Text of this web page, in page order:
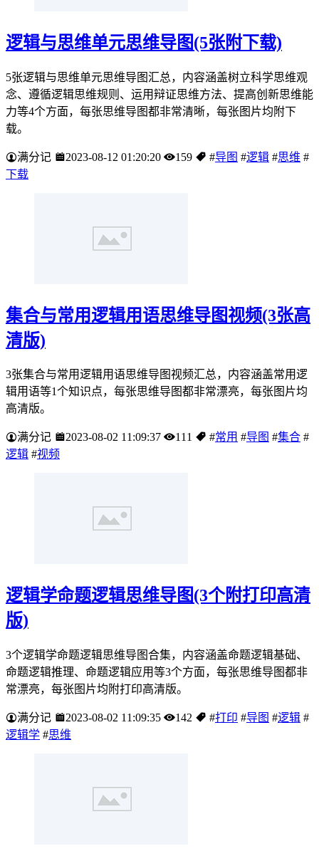
逻辑与思维单元思维导图(5张附下载)
5张逻辑与思维单元思维导图汇总，内容涵盖树立科学思维观
念、遵循逻辑思维规则、运用辩证思维方法、提高创新思维能
力等4个方面，每张思维导图都非常清晰，每张图片均附下
载。
满分记 2023-08-12 01:20:20 159 #导图 #逻辑 #思维 #
下载
集合与常用逻辑用语思维导图视频(3张高
清版)
3张集合与常用逻辑用语思维导图视频汇总，内容涵盖常用逻
辑用语等1个知识点，每张思维导图都非常漂亮，每张图片均
高清版。
满分记 2023-08-02 11:09:37 111 #常用 #导图 #集合 #
逻辑 #视频
逻辑学命题逻辑思维导图(3个附打印高清
版)
3个逻辑学命题逻辑思维导图合集，内容涵盖命题逻辑基础、
命题逻辑推理、命题逻辑应用等3个方面，每张思维导图都非
常漂亮，每张图片均附打印高清版。
满分记 2023-08-02 11:09:35 142 #打印 #导图 #逻辑 #
逻辑学 #思维